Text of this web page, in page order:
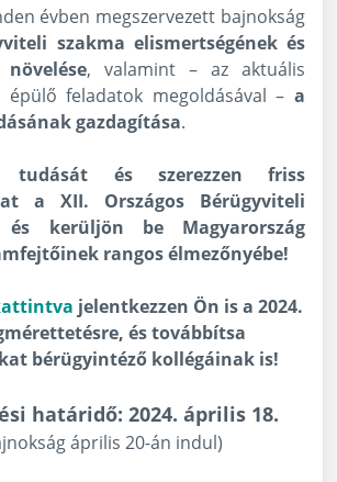
évben megszervezett bajnokság
szakma elismertségének és
növelése, valamint – az aktuális
épülő feladatok megoldásával – a
gazdagítása.
tudását és szerezzen friss
a XII. Országos Bérügyviteli
és kerüljön be Magyarország
rangos élmezőnyébe!
jelentkezzen Ön is a 2024.
és továbbítsa
bérügyintéző kollégáinak is!
határidő: 2024. április 18.
április 20-án indul)